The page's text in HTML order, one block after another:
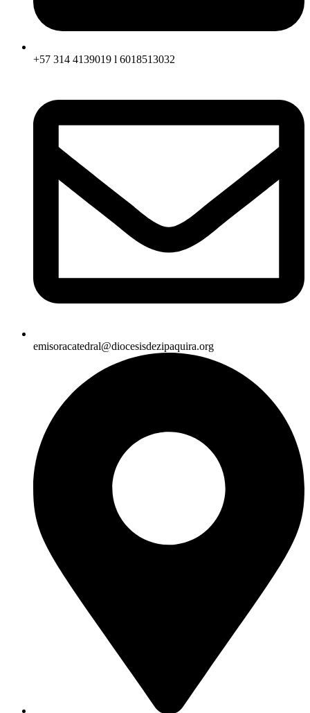
+57 314 4139019 l 6018513032
emisoracatedral@diocesisdezipaquira.org